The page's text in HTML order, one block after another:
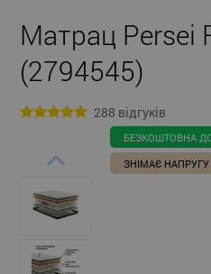
Матрац Persei
(2794545)
288 відгуків
БЕЗКОШТОВНА
ЗНІМАЄ НАПРУГУ